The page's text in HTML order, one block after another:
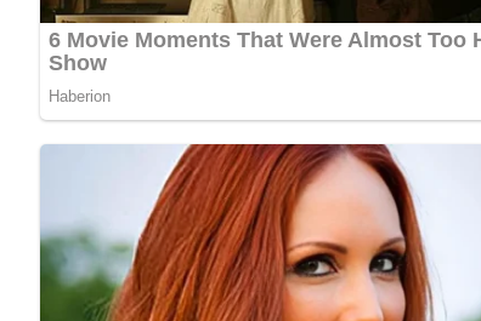
150 g Zwiebeln
200 g Äpfel
50 g Butter
Currypulver nach Geschmack
20 g Kartoffelstärke
1 Glas Weißwein
Geflügelfonds
Lob, Kritik, Fragen oder Anregungen zum
eine Bewertung!